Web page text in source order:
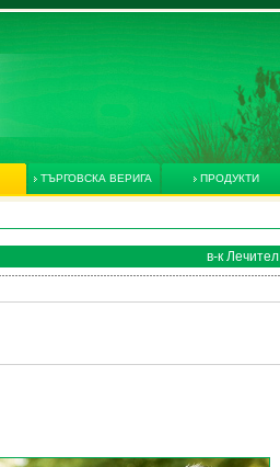
ТЪРГОВСКА ВЕРИГА ПРОДУКТИ
в-к Лечител